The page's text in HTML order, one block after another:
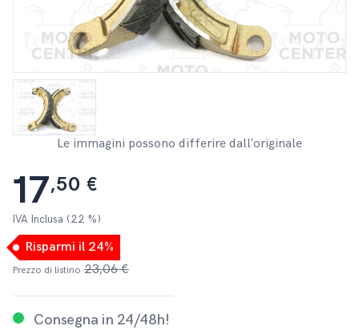
Le immagini possono differire dall'originale
17,50 €
IVA Inclusa (22 %)
Risparmi il 24%
Prezzo di listino 23,06 €
Consegna in 24/48h!